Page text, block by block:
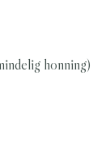
honning)